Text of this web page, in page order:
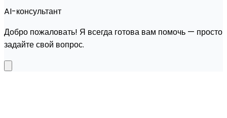
AI-консультант
Добро пожаловать! Я всегда готова вам помочь — просто
задайте свой вопрос.